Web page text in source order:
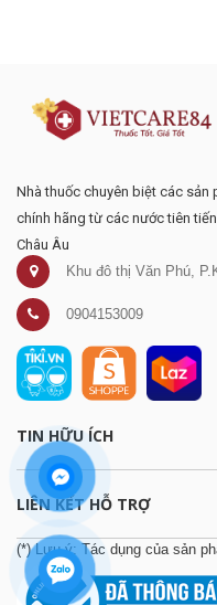
Nhà thuốc chuyên biệt các
chính hãng từ các nước tiên
Châu Âu
Khu đô thị Văn Phú,
0904153009
TIN HỮU ÍCH
LIÊN KẾT HỖ TRỢ
(*) Lưu ý: Tác dụng của sản